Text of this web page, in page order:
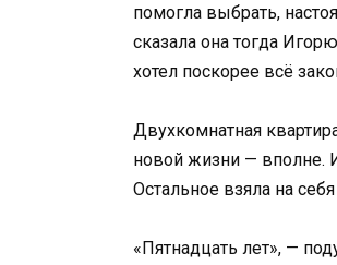
помогла выбрать,
сказала она тогда
хотел поскорее всё
Двухкомнатная
новой жизни — вполне.
Остальное взяла на
«Пятнадцать лет», —